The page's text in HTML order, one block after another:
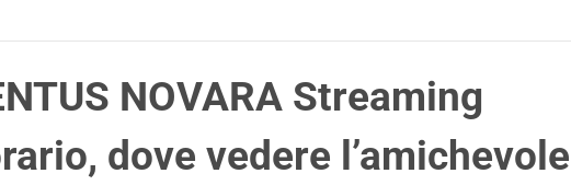
NOVARA Streaming
dove vedere l’amichevole